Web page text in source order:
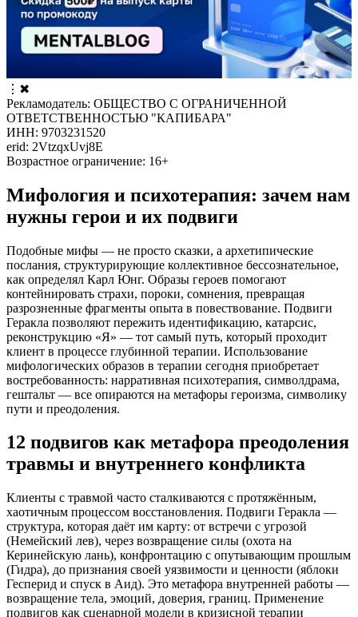
⋮ ✖
Рекламодатель: ОБЩЕСТВО С ОГРАНИЧЕННОЙ
ОТВЕТСТВЕННОСТЬЮ "КАПИБАРА"
ИНН: 9703231520
erid: 2VtzqxUvj8E
Возрастное ограничение: 16+
Мифология и психотерапия: зачем нам
нужны герои и их подвиги
Подобные мифы — не просто сказки, а архетипические
послания, структурирующие коллективное бессознательное,
как определял Карл Юнг. Образы героев помогают
контейнировать страхи, пороки, сомнения, превращая
разрозненные фрагменты опыта в повествование. Подвиги
Геракла позволяют пережить идентификацию, катарсис,
реконструкцию «Я» — тот самый путь, который проходит
клиент в процессе глубинной терапии. Использование
мифологических образов в терапии сегодня приобретает
востребованность: нарративная психотерапия, символдрама,
гештальт — все опираются на метафоры героизма, символику
пути и преодоления.
12 подвигов как метафора преодоления
травмы и внутреннего конфликта
Клиенты с травмой часто сталкиваются с протяжённым,
хаотичным процессом восстановления. Подвиги Геракла —
структура, которая даёт им карту: от встречи с угрозой
(Немейский лев), через возвращение силы (охота на
Керинейскую лань), конфронтацию с опутывающим прошлым
(Гидра), до признания своей уязвимости и ценности (яблоки
Гесперид и спуск в Аид). Это метафора внутренней работы —
возвращение тела, эмоций, доверия, границ. Применение
подвигов как сценарной модели в кризисной терапии